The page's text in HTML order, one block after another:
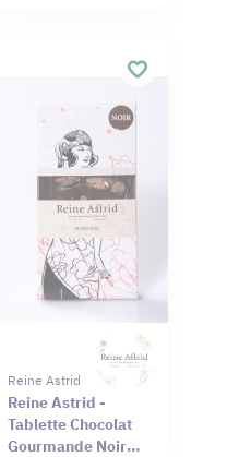
Reine Astrid
Reine Astrid -
Tablette Chocolat
Gourmande Noir